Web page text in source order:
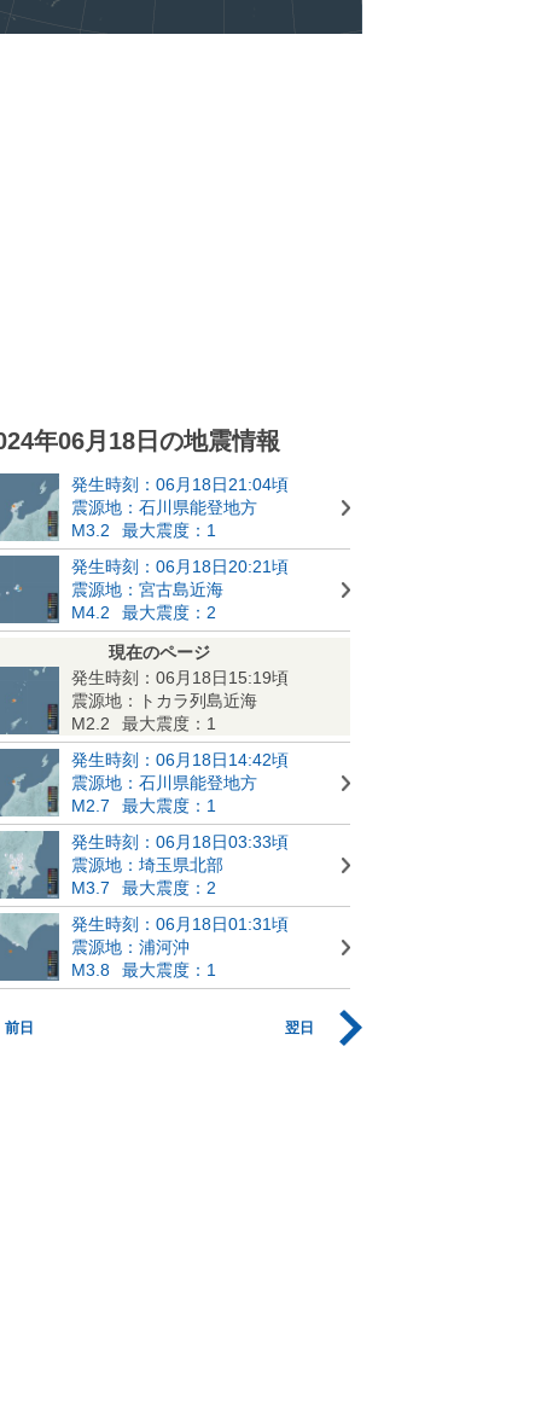
年06月18日の地震情報
発生時刻：06月18日21:04頃
震源地：石川県能登地方
M3.2
最大震度：1
発生時刻：06月18日20:21頃
震源地：宮古島近海
M4.2
最大震度：2
現在のページ
発生時刻：06月18日15:19頃
震源地：トカラ列島近海
M2.2
最大震度：1
発生時刻：06月18日14:42頃
震源地：石川県能登地方
M2.7
最大震度：1
発生時刻：06月18日03:33頃
震源地：埼玉県北部
M3.7
最大震度：2
発生時刻：06月18日01:31頃
震源地：浦河沖
M3.8
最大震度：1
前日 翌日